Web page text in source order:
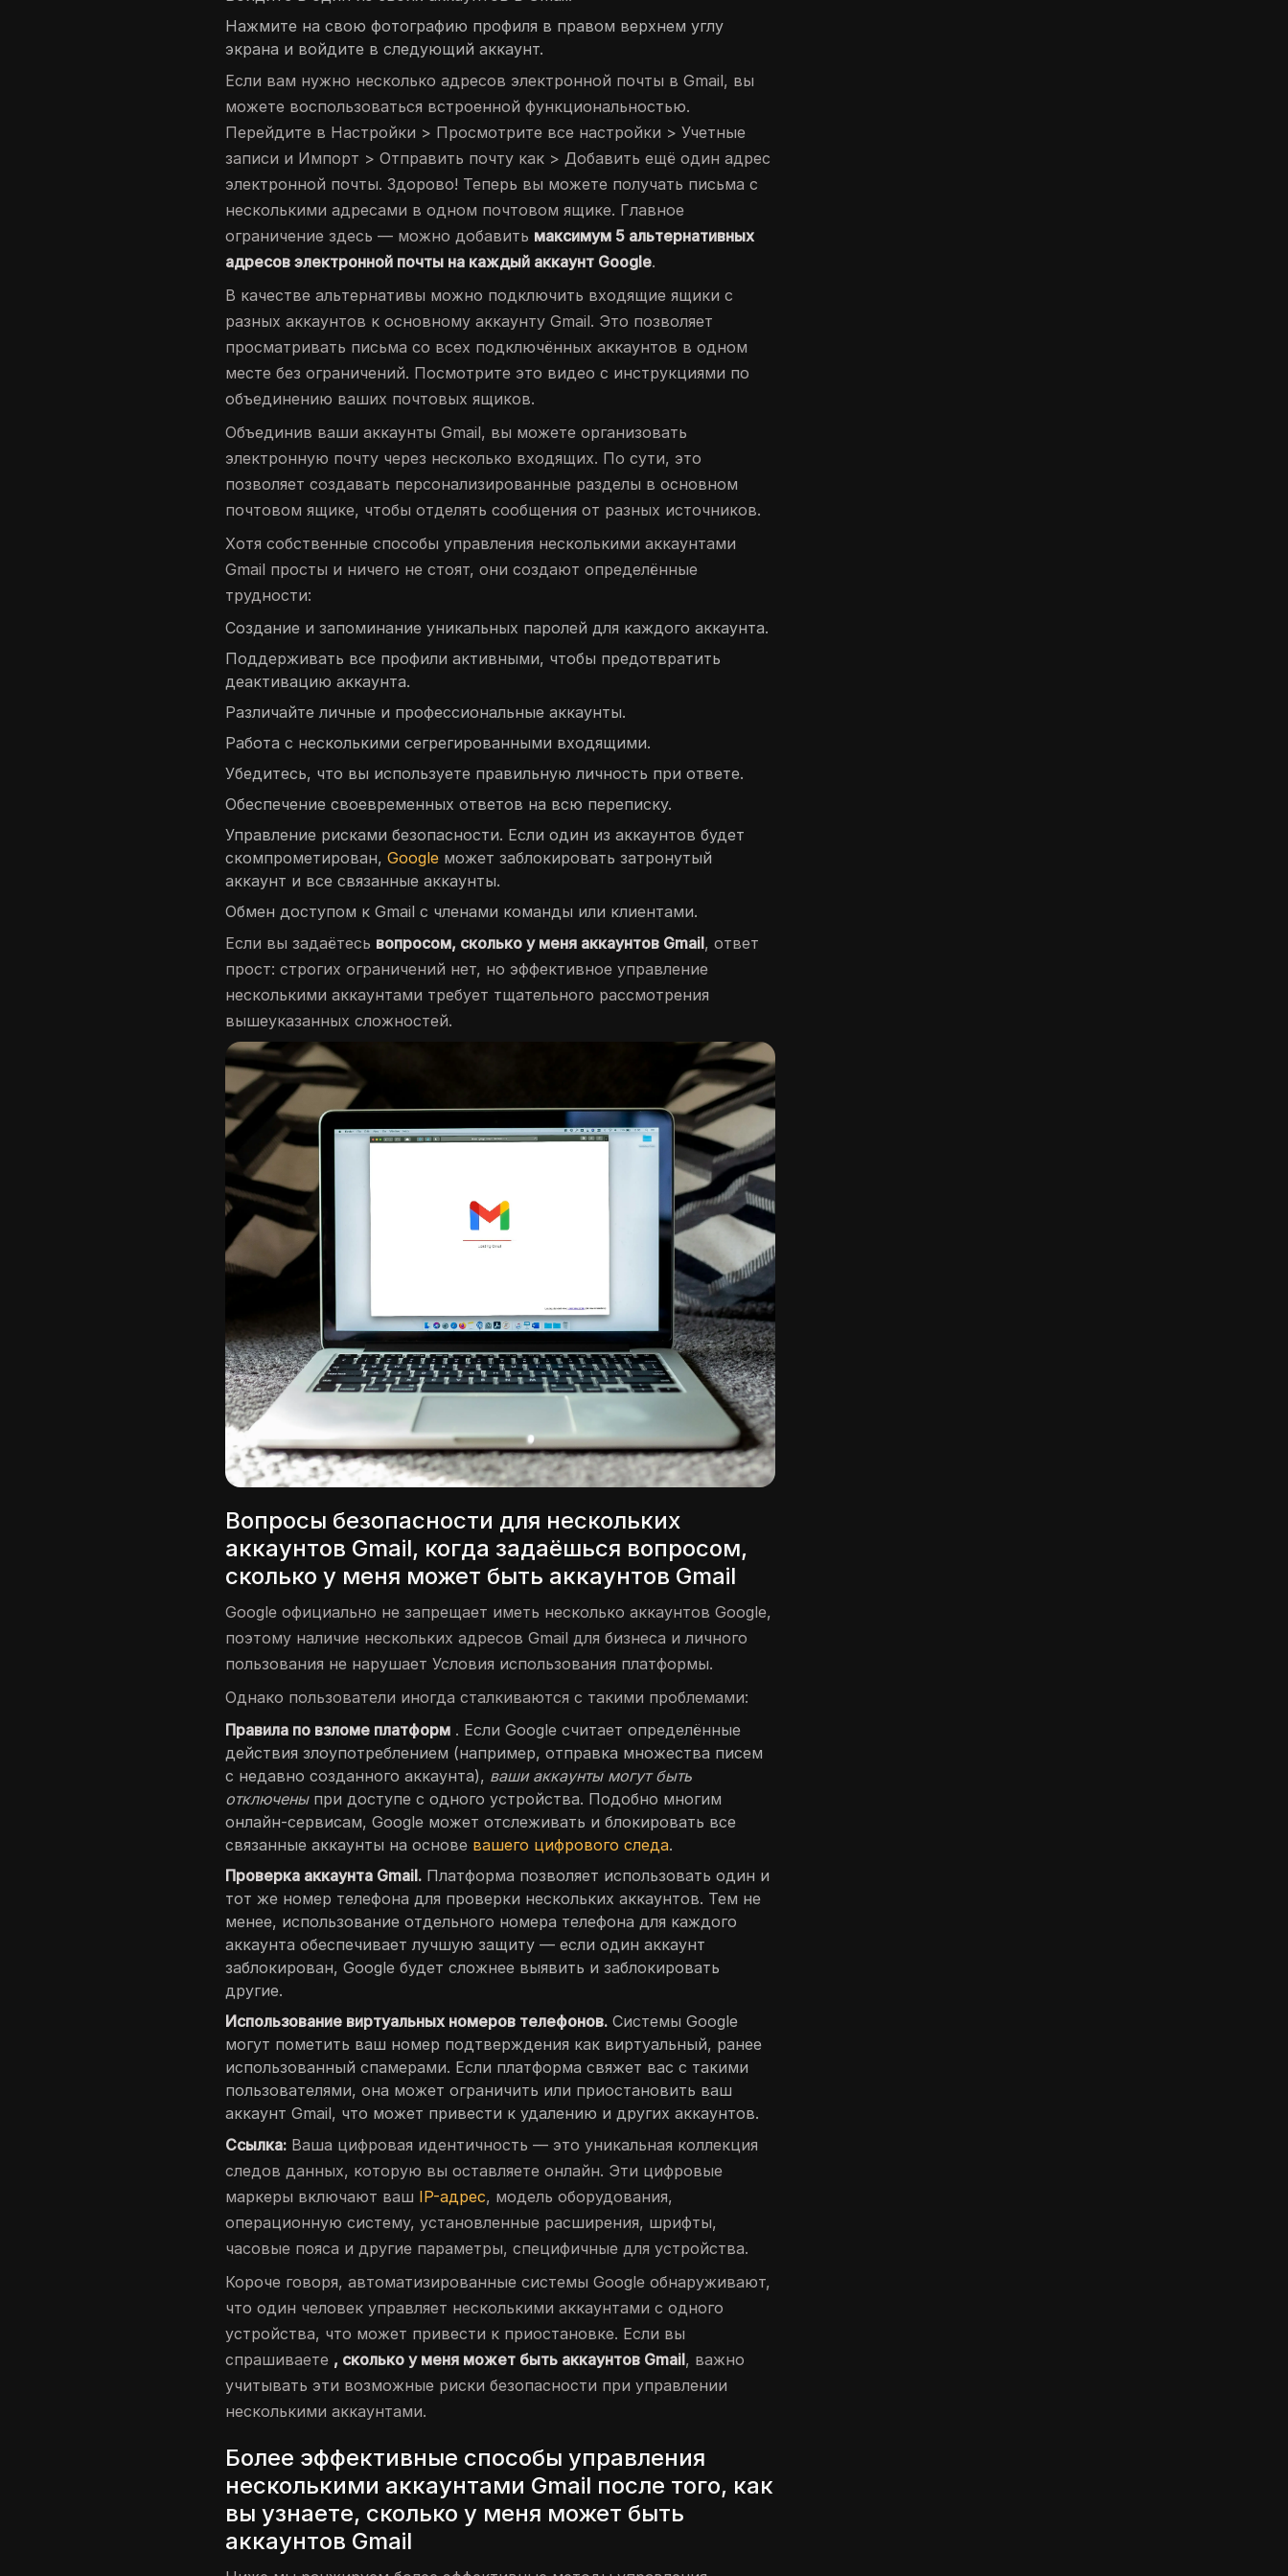
Нажмите на свою фотографию профиля в правом верхнем углу
экрана и войдите в следующий аккаунт.
Если вам нужно несколько адресов электронной почты в Gmail, вы
можете воспользоваться встроенной функциональностью.
Перейдите в Настройки > Просмотрите все настройки > Учетные
записи и Импорт > Отправить почту как > Добавить ещё один адрес
электронной почты. Здорово! Теперь вы можете получать письма с
несколькими адресами в одном почтовом ящике. Главное
ограничение здесь — можно добавить максимум 5 альтернативных
адресов электронной почты на каждый аккаунт Google.
В качестве альтернативы можно подключить входящие ящики с
разных аккаунтов к основному аккаунту Gmail. Это позволяет
просматривать письма со всех подключённых аккаунтов в одном
месте без ограничений. Посмотрите это видео с инструкциями по
объединению ваших почтовых ящиков.
Объединив ваши аккаунты Gmail, вы можете организовать
электронную почту через несколько входящих. По сути, это
позволяет создавать персонализированные разделы в основном
почтовом ящике, чтобы отделять сообщения от разных источников.
Хотя собственные способы управления несколькими аккаунтами
Gmail просты и ничего не стоят, они создают определённые
трудности:
Создание и запоминание уникальных паролей для каждого аккаунта.
Поддерживать все профили активными, чтобы предотвратить
деактивацию аккаунта.
Различайте личные и профессиональные аккаунты.
Работа с несколькими сегрегированными входящими.
Убедитесь, что вы используете правильную личность при ответе.
Обеспечение своевременных ответов на всю переписку.
Управление рисками безопасности. Если один из аккаунтов будет
скомпрометирован,Google может заблокировать затронутый
аккаунт и все связанные аккаунты.
Обмен доступом к Gmail с членами команды или клиентами.
Если вы задаётесь вопросом, сколько у меня аккаунтов Gmail, ответ
прост: строгих ограничений нет, но эффективное управление
несколькими аккаунтами требует тщательного рассмотрения
вышеуказанных сложностей.
Вопросы безопасности для нескольких
аккаунтов Gmail, когда задаёшься вопросом,
сколько у меня может быть аккаунтов Gmail
Google официально не запрещает иметь несколько аккаунтов Google,
поэтому наличие нескольких адресов Gmail для бизнеса и личного
пользования не нарушает Условия использования платформы.
Однако пользователи иногда сталкиваются с такими проблемами:
Правила по взломе платформ . Если Google считает определённые
действия злоупотреблением (например, отправка множества писем
с недавно созданного аккаунта), ваши аккаунты могут быть
отключеныпри доступе с одного устройства. Подобно многим
онлайн-сервисам, Google может отслеживать и блокировать все
связанные аккаунты на основе вашего цифрового следа.
Проверка аккаунта Gmail. Платформа позволяет использовать один и
тот же номер телефона для проверки нескольких аккаунтов. Тем не
менее, использование отдельного номера телефона для каждого
аккаунта обеспечивает лучшую защиту — если один аккаунт
заблокирован, Google будет сложнее выявить и заблокировать
другие.
Использование виртуальных номеров телефонов. Системы Google
могут пометить ваш номер подтверждения как виртуальный, ранее
использованный спамерами. Если платформа свяжет вас с такими
пользователями, она может ограничить или приостановить ваш
аккаунт Gmail, что может привести к удалению и других аккаунтов.
Ссылка: Ваша цифровая идентичность — это уникальная коллекция
следов данных, которую вы оставляете онлайн. Эти цифровые
маркеры включают ваш IP-адрес, модель оборудования,
операционную систему, установленные расширения, шрифты,
часовые пояса и другие параметры, специфичные для устройства.
Короче говоря, автоматизированные системы Google обнаруживают,
что один человек управляет несколькими аккаунтами с одного
устройства, что может привести к приостановке. Если вы
спрашиваете , сколько у меня может быть аккаунтов Gmail, важно
учитывать эти возможные риски безопасности при управлении
несколькими аккаунтами.
Более эффективные способы управления
несколькими аккаунтами Gmail после того, как
вы узнаете, сколько у меня может быть
аккаунтов Gmail